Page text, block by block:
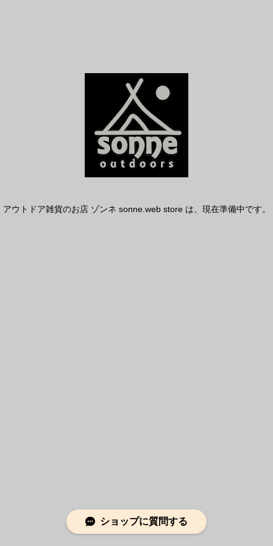
アウトドア雑貨のお店 ゾンネ sonne.web store は、現在準備中です。
ショップに質問する